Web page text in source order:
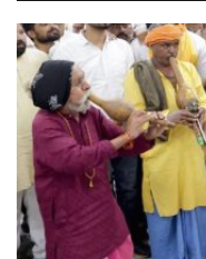
मैच
में
पसीना
बहाएगी
टीम
इंडिया